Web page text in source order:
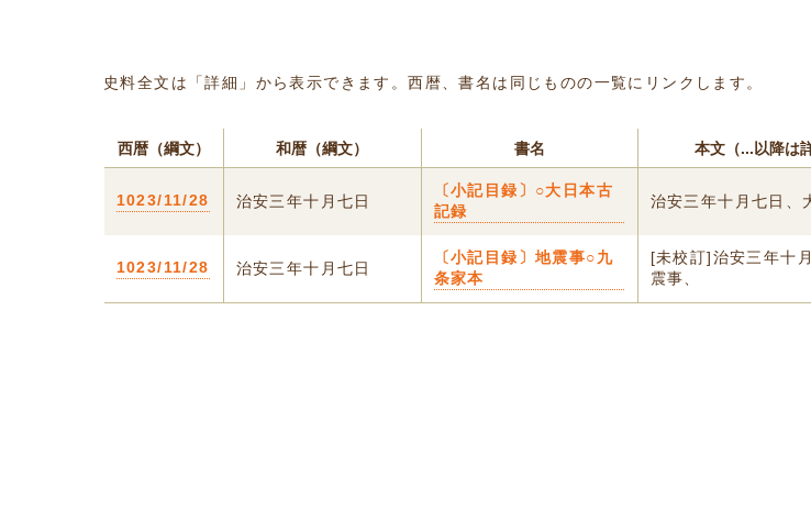
史料全文は「詳細」から表示できます。西暦、書名は同じものの一覧にリンクします。
西暦（綱文） 和暦（綱文） 書名 本文（...以降は
1023/11/28 治安三年十月七日
〔小記目録〕○大日本古
記録
治安三年十月七日、
1023/11/28 治安三年十月七日
〔小記目録〕地震事○九
条家本
[未校訂]治安三年十
震事、